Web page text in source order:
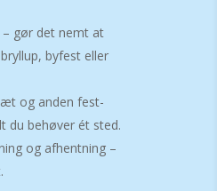
gør det nemt at
byfest eller
og anden fest-
du behøver ét sted.
og afhentning –